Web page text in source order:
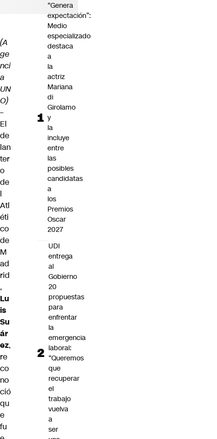
(A
ge
nci
a
UN
O)
–
El
de
lan
ter
o
de
l
Atl
éti
co
de
M
ad
rid
,
Lu
is
Su
ár
ez,
re
co
no
ció
qu
e
fu
“Genera
expectación”:
Medio
especializado
destaca
a
la
actriz
Mariana
di
Girolamo
y
la
incluye
entre
las
posibles
candidatas
a
los
Premios
Oscar
2027
UDI
entrega
al
Gobierno
20
propuestas
para
enfrentar
la
emergencia
laboral:
“Queremos
que
recuperar
el
trabajo
vuelva
a
ser